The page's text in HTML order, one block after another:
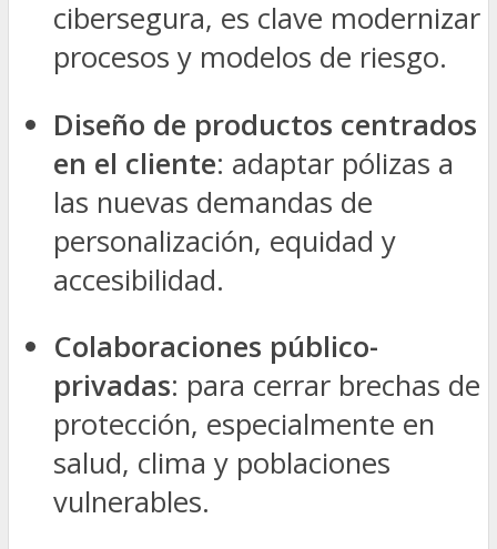
cibersegura, es clave modernizar
procesos y modelos de riesgo.
Diseño de productos centrados
en el cliente: adaptar pólizas a
las nuevas demandas de
personalización, equidad y
accesibilidad.
Colaboraciones público-
privadas: para cerrar brechas de
protección, especialmente en
salud, clima y poblaciones
vulnerables.